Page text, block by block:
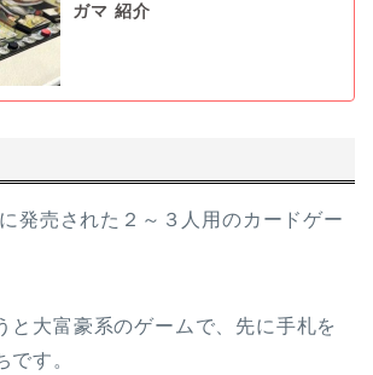
ガマ 紹介
発売された２～３人用のカードゲー
と大富豪系のゲームで、先に手札を
です。